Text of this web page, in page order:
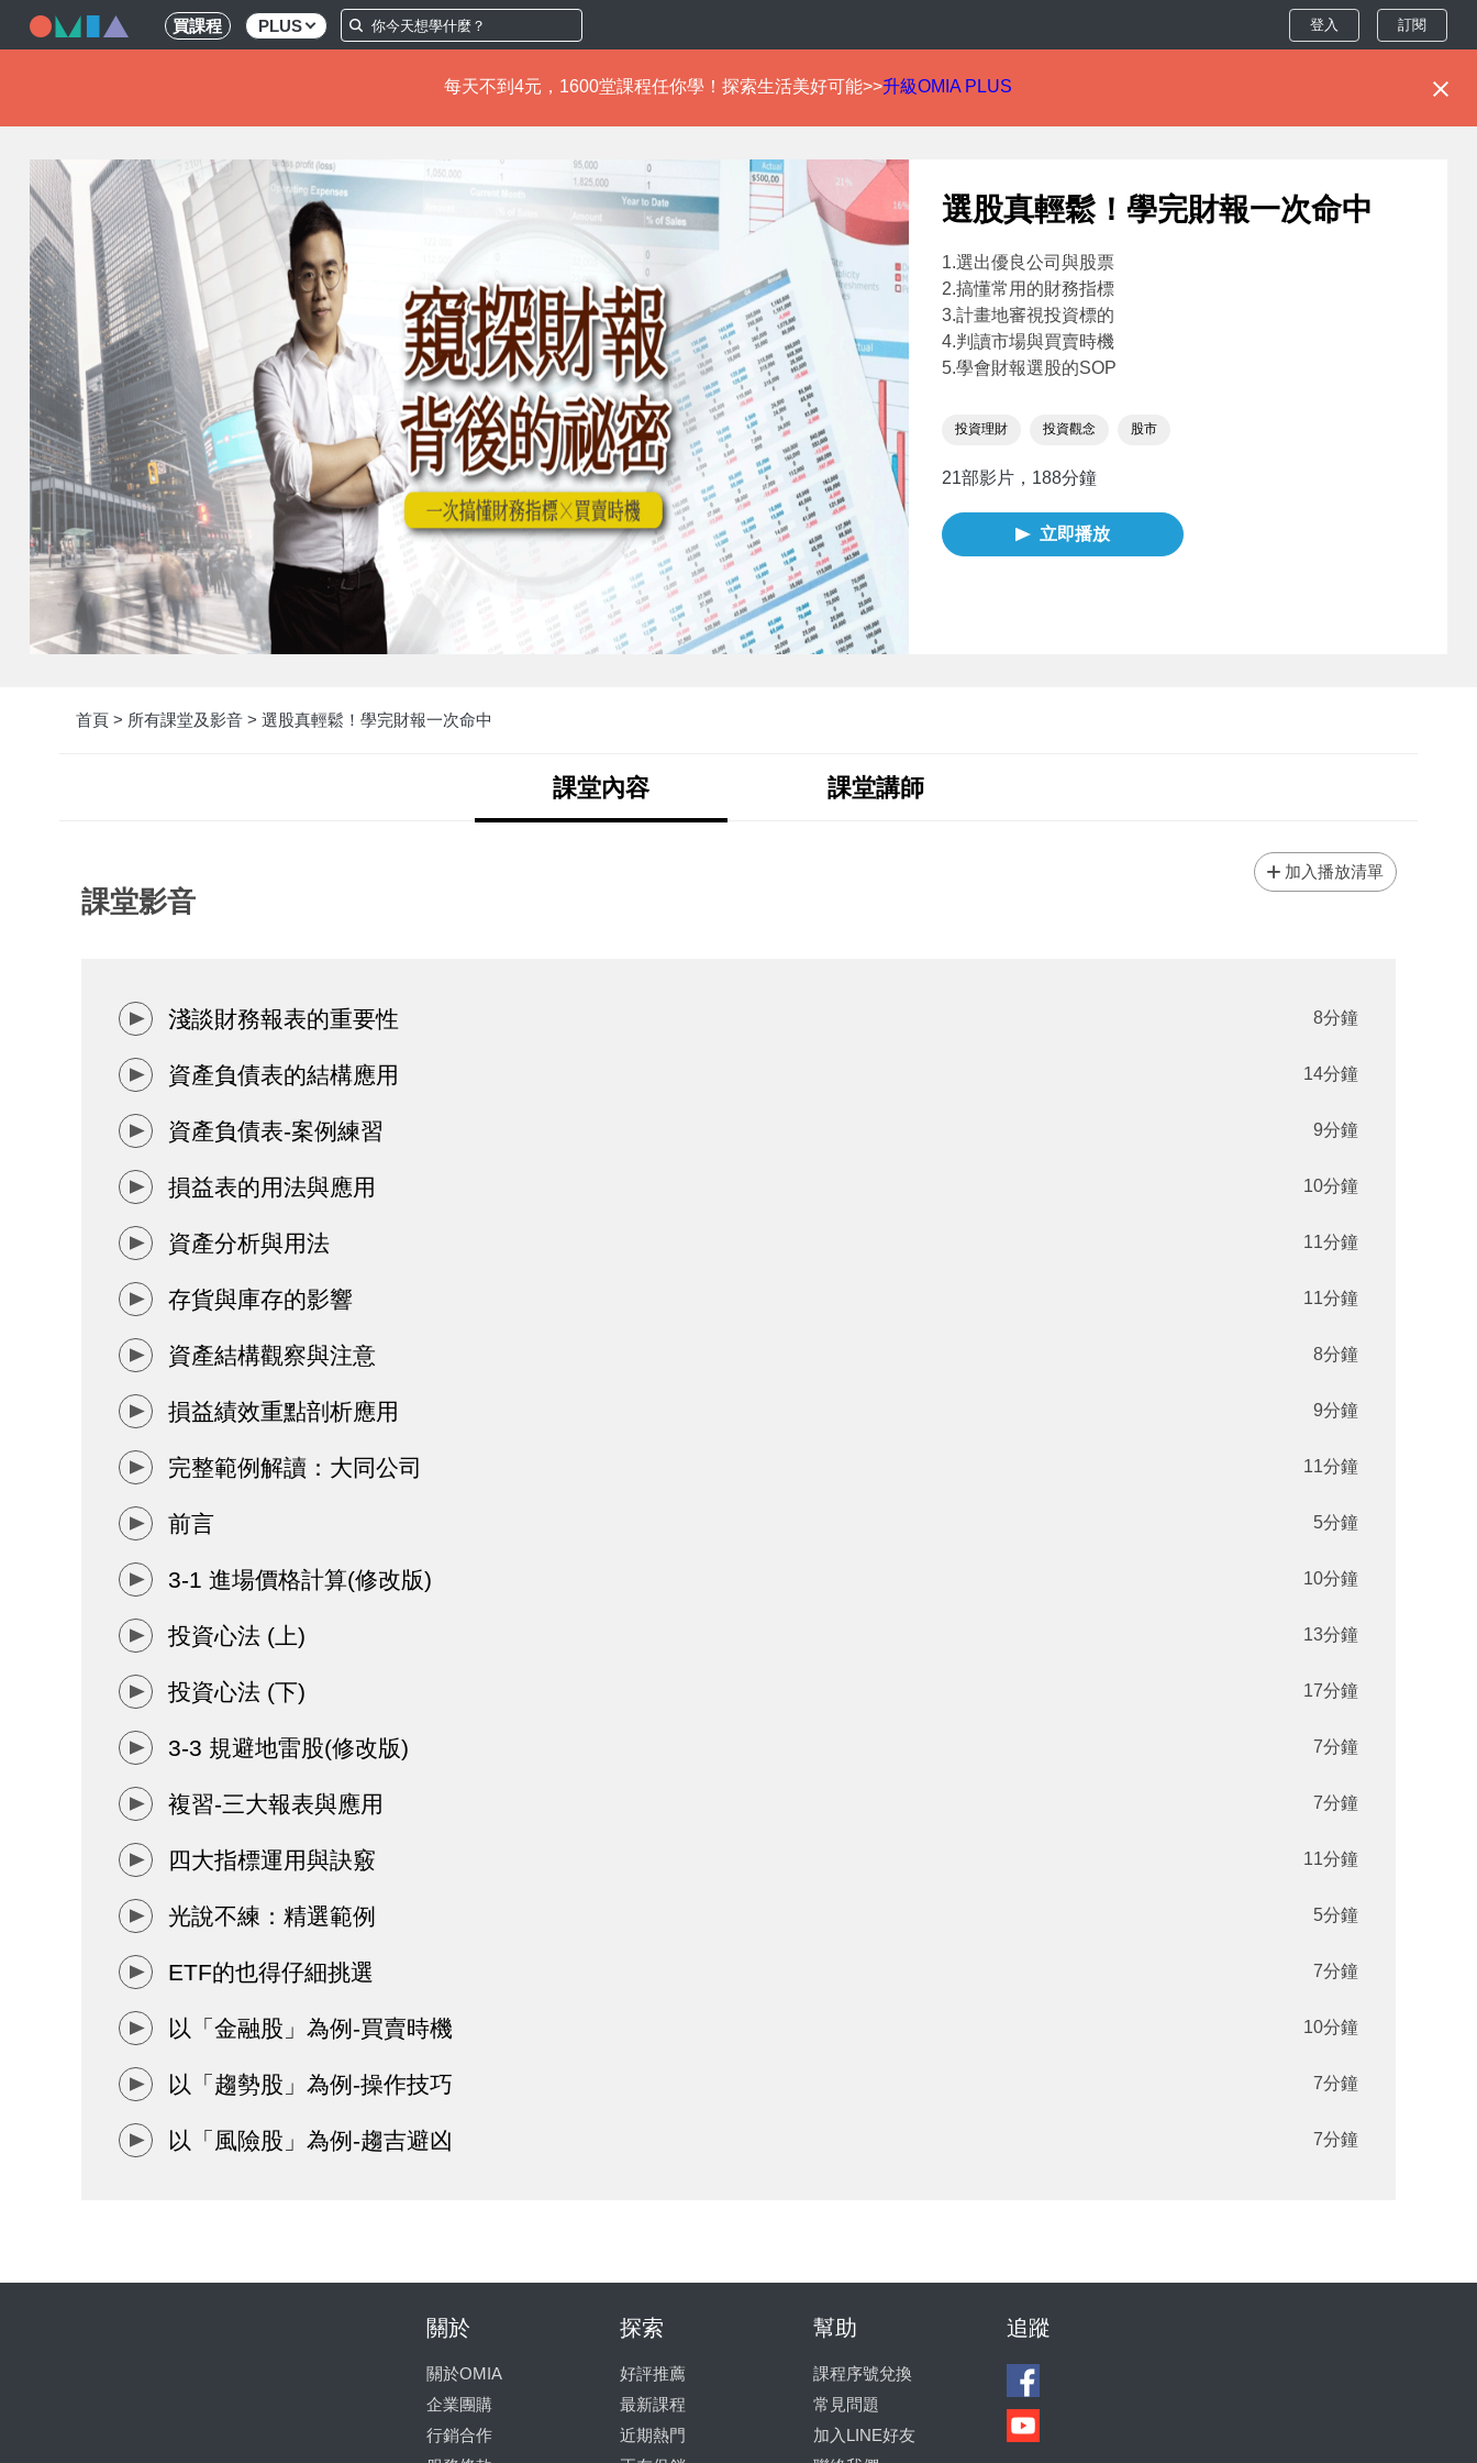
買課程 PLUS 登入 訂閱
每天不到4元，1600堂課程任你學！探索生活美好可能>>升級OMIA PLUS
選股真輕鬆！學完財報一次命中
1.選出優良公司與股票
2.搞懂常用的財務指標
3.計畫地審視投資標的
4.判讀市場與買賣時機
5.學會財報選股的SOP
投資理財 投資觀念 股市
21部影片，188分鐘
立即播放
首頁 > 所有課堂及影音 > 選股真輕鬆！學完財報一次命中
課堂內容 課堂講師
課堂影音
加入播放清單
淺談財務報表的重要性 8分鐘
資產負債表的結構應用 14分鐘
資產負債表-案例練習 9分鐘
損益表的用法與應用 10分鐘
資產分析與用法 11分鐘
存貨與庫存的影響 11分鐘
資產結構觀察與注意 8分鐘
損益績效重點剖析應用 9分鐘
完整範例解讀：大同公司 11分鐘
前言 5分鐘
3-1 進場價格計算(修改版) 10分鐘
投資心法 (上) 13分鐘
投資心法 (下) 17分鐘
3-3 規避地雷股(修改版) 7分鐘
複習-三大報表與應用 7分鐘
四大指標運用與訣竅 11分鐘
光說不練：精選範例 5分鐘
ETF的也得仔細挑選 7分鐘
以「金融股」為例-買賣時機 10分鐘
以「趨勢股」為例-操作技巧 7分鐘
以「風險股」為例-趨吉避凶 7分鐘
關於
關於OMIA
企業團購
行銷合作
探索
好評推薦
最新課程
近期熱門
幫助
課程序號兌換
常見問題
加入LINE好友
追蹤